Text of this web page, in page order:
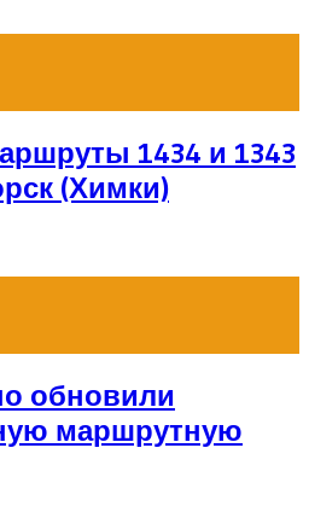
1434 и 1343
(Химки)
обновили
маршрутную